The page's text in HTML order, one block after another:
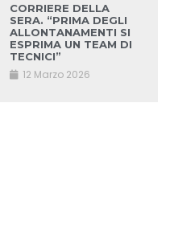
CORRIERE DELLA
SERA. “PRIMA DEGLI
ALLONTANAMENTI SI
ESPRIMA UN TEAM DI
TECNICI”
12 Marzo 2026